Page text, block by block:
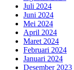
Juli 2024
Juni 2024
Mei 2024
April 2024
Maret 2024
Februari 2024
Januari 2024
Desember 2023